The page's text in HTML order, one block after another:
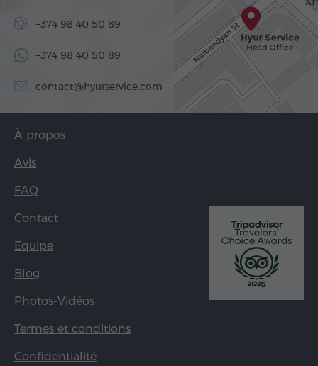
+374 98 40 50 89
+374 98 40 50 89
contact@hyurservice.com
À propos
Avis
FAQ
Contact
Equipe
Blog
Photos-Vidéos
Termes et conditions
Confidentialité